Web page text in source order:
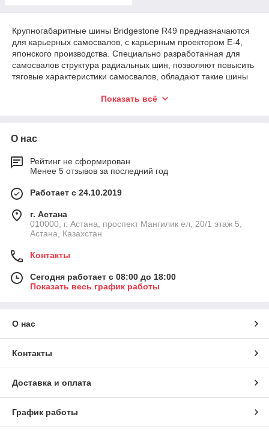
Крупногабаритные шины Bridgestone R49 предназначаются
для карьерных самосвалов, с карьерным проектором Е-4,
японского производства. Специально разработанная для
самосвалов структура радиальных шин, позволяют повысить
тяговые характеристики самосвалов, обладают такие шины
боковых поверхностей покрышки. Глубокий протектор Е-4
Крупногабаритные шины Bridgestone R49 пригодны для
различных грунтов, как неустойчивых, так и на дорогах с
хорошим дорожным полотном.
Купить крупногабаритную шину Bridgestone R49 в Астане
Bridgestone зависит от их характеристик, Вы можете
подберем для вас шины оптимально подходящие для ваших
условий эксплуатации.
Показать всё
О нас
Рейтинг не сформирован
Менее 5 отзывов за последний год
Работает с 24.10.2019
г. Астана
010000, г. Астана, проспект Мангилик ел, 20/1 этаж 5,
Астана, Казахстан
Контакты
Сегодня работает с 08:00 до 18:00
Показать весь график работы
О нас
Контакты
Доставка и оплата
График работы